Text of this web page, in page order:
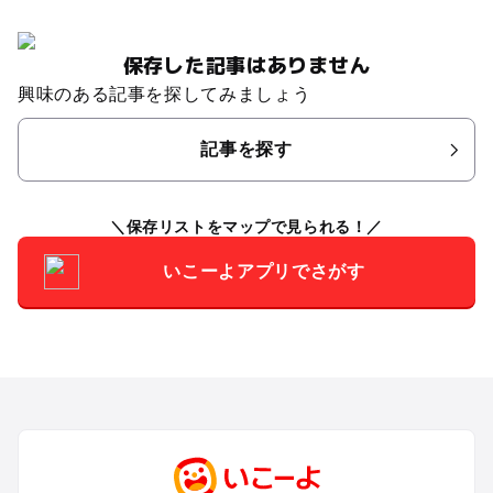
保存した記事はありません
興味のある記事を探してみましょう
記事を探す
保存リストをマップで見られる！
いこーよアプリでさがす